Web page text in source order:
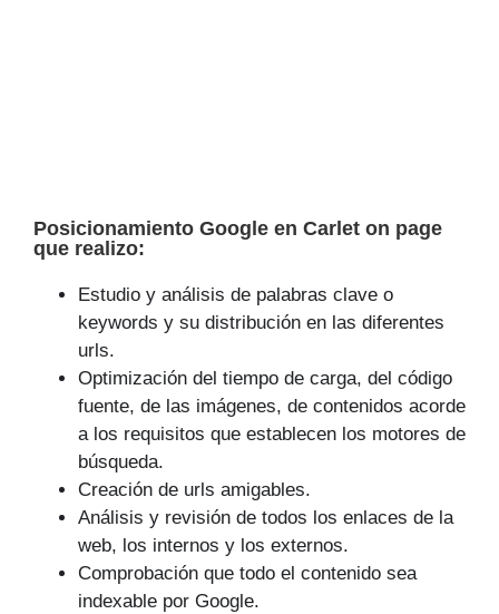
Posicionamiento Google en Carlet on page
que realizo:
Estudio y análisis de palabras clave o
keywords y su distribución en las diferentes
urls.
Optimización del tiempo de carga, del código
fuente, de las imágenes, de contenidos acorde
a los requisitos que establecen los motores de
búsqueda.
Creación de urls amigables.
Análisis y revisión de todos los enlaces de la
web, los internos y los externos.
Comprobación que todo el contenido sea
indexable por Google.